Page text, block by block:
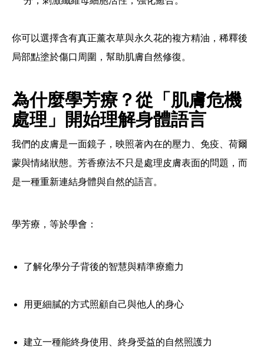
你可以選擇含有真正薰衣草與永久花的複方精油，稀釋後
局部點塗於傷口周圍，幫助肌膚自然修復。
為什麼學芳療？從「肌膚危機
處理」開始理解身體語言
我們的皮膚是一面鏡子，映照著內在的壓力、免疫、荷爾
蒙與情緒狀態。芳香療法不只是處理皮膚表面的問題，而
是一種重新連結身體與自然的語言。
學芳療，等於學會：
了解化學分子背後的智慧與精準療癒力
用更細膩的方式照顧自己與他人的身心
建立一種能終身使用、終身受益的自然照護力